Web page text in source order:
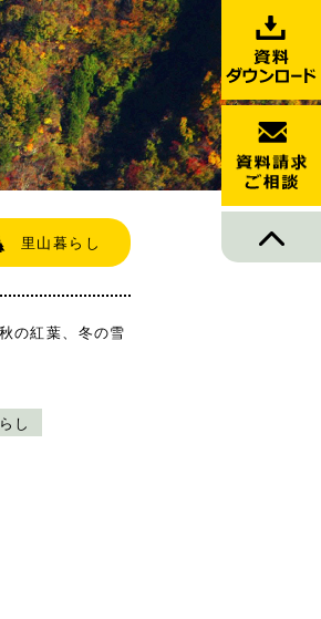
里山暮らし
の紅葉、冬の雪
し